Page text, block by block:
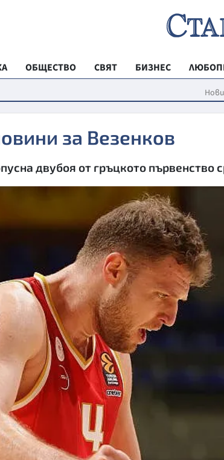
ОБЩЕСТВО СВЯТ БИЗНЕС
за Везенков
двубоя от гръцкото първенство